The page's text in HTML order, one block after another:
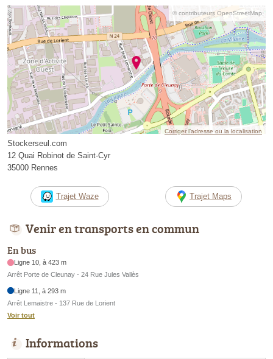
© contributeurs OpenStreetMap
Corriger l’adresse ou la localisation
Stockerseul.com
12 Quai Robinot de Saint-Cyr
35000 Rennes
Trajet Waze Trajet Maps
Venir en transports en commun
En bus
Ligne 10, à 423 m
Arrêt Porte de Cleunay - 24 Rue Jules Vallès
Ligne 11, à 293 m
Arrêt Lemaistre - 137 Rue de Lorient
Voir tout
Informations